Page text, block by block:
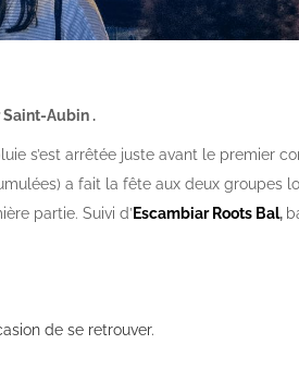
Aubin .
s’est arrêtée juste avant le premier
a fait la fête aux deux groupes
partie. Suivi d’ Escambiar Roots Bal,
de se retrouver.